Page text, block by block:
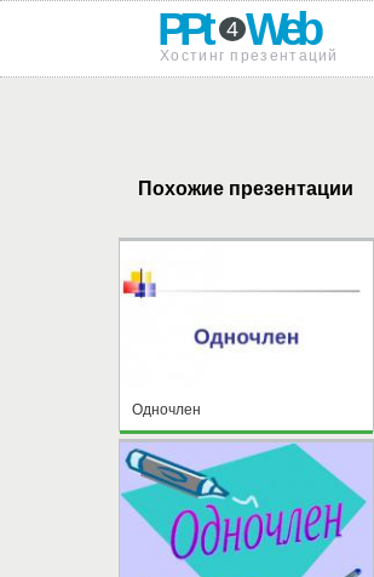
PPt 4 Web
Хостинг презентаций
Похожие презентации
Одночлен